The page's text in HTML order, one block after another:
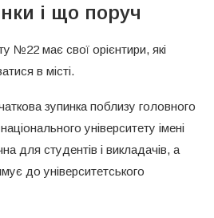
і що поруч
№22 має свої орієнтири, які
в місті.
зупинка поблизу головного
університету імені
для студентів і викладачів, а
до університетського